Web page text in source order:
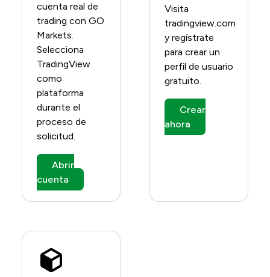
cuenta real de
trading con GO
Markets.
Selecciona
TradingView
como
plataforma
durante el
proceso de
solicitud.
Abrir
cuenta
Visita
tradingview.com
y regístrate
para crear un
perfil de usuario
gratuito.
Crear
ahora